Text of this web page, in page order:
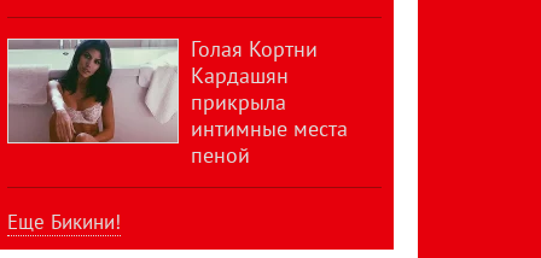
Голая Кортни
Кардашян
прикрыла
интимные места
пеной
Еще Бикини!